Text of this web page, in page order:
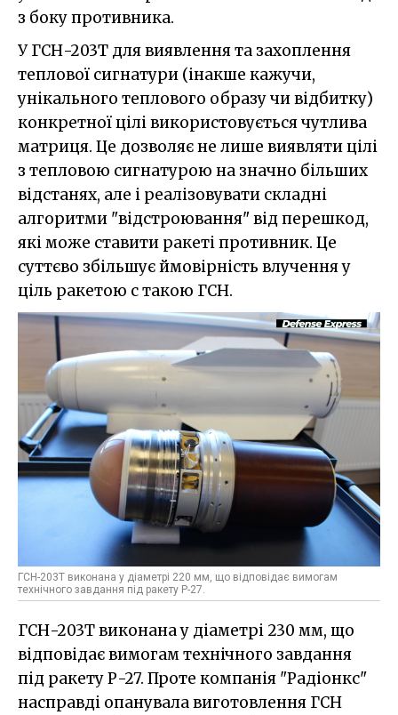
з боку противника.
У ГСН-203Т для виявлення та захоплення
теплової сигнатури (інакше кажучи,
унікального теплового образу чи відбитку)
конкретної цілі використовується чутлива
матриця. Це дозволяє не лише виявляти цілі
з тепловою сигнатурою на значно більших
відстанях, але і реалізовувати складні
алгоритми "відстроювання" від перешкод,
які може ставити ракеті противник. Це
суттєво збільшує ймовірність влучення у
ціль ракетою с такою ГСН.
ГСН-203Т виконана у діаметрі 220 мм, що відповідає вимогам
технічного завдання під ракету Р-27.
ГСН-203Т виконана у діаметрі 230 мм, що
відповідає вимогам технічного завдання
під ракету Р-27. Проте компанія "Радіонкс"
насправді опанувала виготовлення ГСН